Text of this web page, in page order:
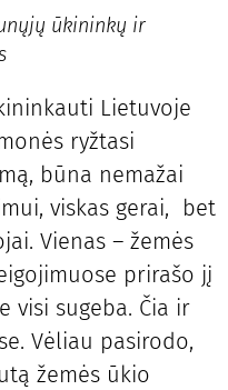
ūkininkų ir
Lietuvoje
ryžtasi
būna nemažai
viskas gerai, bet
Vienas – žemės
prirašo jį
visi sugeba. Čia ir
Vėliau pasirodo,
žemės ūkio